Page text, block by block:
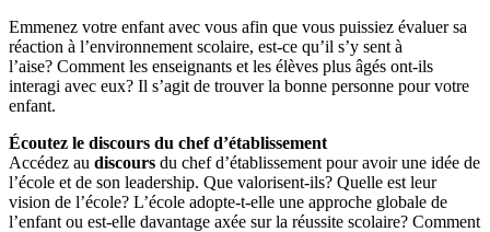
Emmenez votre enfant avec vous afin que vous puissiez évaluer sa
réaction à l’environnement scolaire, est-ce qu’il s’y sent à
l’aise? Comment les enseignants et les élèves plus âgés ont-ils
interagi avec eux? Il s’agit de trouver la bonne personne pour votre
enfant.
Écoutez le discours du chef d’établissement
Accédez au discours du chef d’établissement pour avoir une idée de
l’école et de son leadership. Que valorisent-ils? Quelle est leur
vision de l’école? L’école adopte-t-elle une approche globale de
l’enfant ou est-elle davantage axée sur la réussite scolaire? Comment